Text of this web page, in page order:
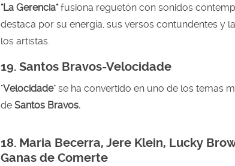
"La Gerencia"fusiona reguetón con sonidos
destaca por su energía, sus versos contundentes y
los artistas.
19. Santos Bravos-Velocidade
"Velocidade" se ha convertido en uno de los temas
de Santos Bravos.
18. Maria Becerra, Jere Klein, Lucky
Ganas de Comerte